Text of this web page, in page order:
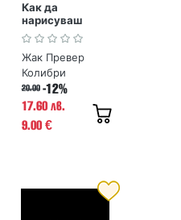
Как да
нарисуваш
птица -
юбилейно
двуезично
издание
Жак Превер
Колибри
20.00 -12%
17.60 лв.
9.00 €